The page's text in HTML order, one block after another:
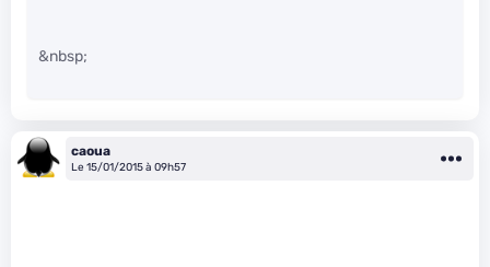
&nbsp;
caoua
Le 15/01/2015 à 09h57